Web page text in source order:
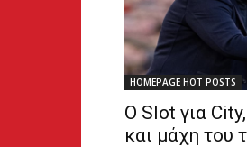
HOMEPAGE HOT POSTS
Ο Slot για
και μάχη του